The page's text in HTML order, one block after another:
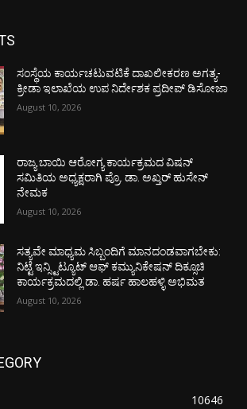
ಸಂಸ್ಥೆಯ ಕಾರ್ಯಚಟುವಟಿಕೆ ದಾಖಲೀಕರಣ ಅಗತ್ಯ-
ಕ್ರೀಡಾ ಇಲಾಖೆಯ ಉಪ ನಿರ್ದೇಶಕ ಪ್ರದೀಪ್ ಡಿಸೋಜಾ
August 10, 2026
ರಾಜ್ಯ ಬಾಯಿ ಆರೋಗ್ಯ ಕಾರ್ಯಕ್ರಮದ ವಿಷನ್
ಸಮಿತಿಯ ಅಧ್ಯಕ್ಷರಾಗಿ ಪ್ರೊ. ಡಾ. ಅಖ್ತರ್ ಹುಸೇನ್
ನೇಮಕ
August 10, 2026
ಸತ್ಯವೇ ಮಾಧ್ಯಮ ಸಿಬ್ಬಂದಿಗೆ ಮಾನದಂಡವಾಗಬೇಕು:
ನಿಟ್ಟೆ ಇನ್ಸ್ಟಿಟ್ಯೂಟ್ ಆಫ್ ಕಮ್ಯುನಿಕೇಷನ್ ದಿಕ್ಸೂಚಿ
ಕಾರ್ಯಕ್ರಮದಲ್ಲಿ ಡಾ. ಹರ್ಷ ಹಾಲಹಳ್ಳಿ ಅಭಿಮತ
August 10, 2026
10646